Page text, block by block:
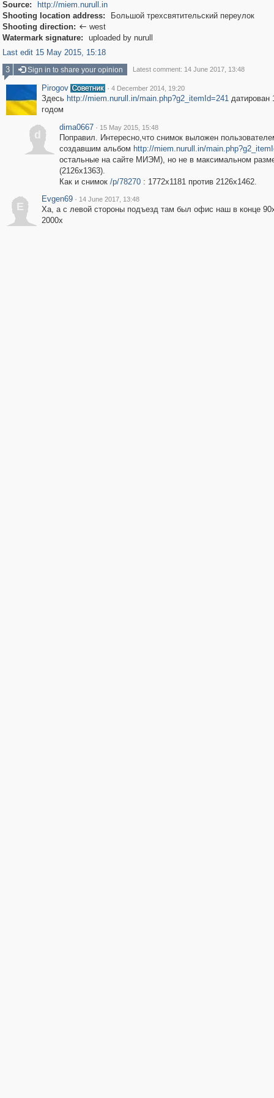
Source:
http://miem.nurull.in
Shooting location address:
Большой трехсвятительский переулок
Shooting direction:  west
Watermark signature:
uploaded by nurull
Last edit 15 May 2015, 15:18
3
Sign in to share your opinion Latest comment: 14 June 2017, 13:48
Pirogov · 4 December 2014, 19:20
Здесь http://miem.nurull.in/main.php?g2_itemId=241датирован
годом
d
dima0667 · 15 May 2015, 15:48
Поправил. Интересно,что снимок выложен
создавшим альбом http://miem.nurull.in/
остальные на сайте МИЭМ), но не в максимальном
(2126x1363).
Как и снимок /p/78270: 1772x1181 против 2126x1462.
E
Evgen69 · 14 June 2017, 13:48
Ха, а с левой стороны подъезд там был офис наш в конце
2000х